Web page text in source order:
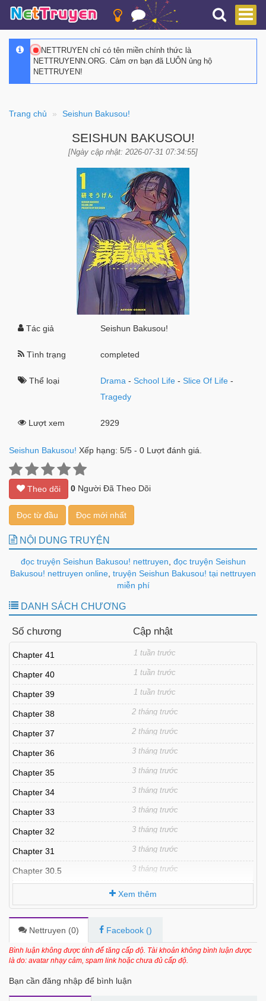
NETTRUYEN chỉ có tên miền chính thức là
NETTRUYENN.ORG. Cảm ơn bạn đã LUÔN ủng hộ
NETTRUYEN!
Trang chủ Seishun Bakusou!
SEISHUN BAKUSOU!
[Ngày cập nhật: 2026-07-31 07:34:55]
Tác giả Seishun Bakusou!
Tình trạng completed
Thể loại Drama -School Life -Slice Of Life -
Tragedy
Lượt xem 2929
Seishun Bakusou! Xếp hạng: 5/5 - 0 Lượt đánh giá.
Theo dõi 0 Người Đã Theo Dõi
Đọc từ đầu Đọc mới nhất
NỘI DUNG TRUYỆN
đọc truyện Seishun Bakusou! nettruyen đọc truyện Seishun
Bakusou! nettruyen online truyện Seishun Bakusou! tại nettruyen
miễn phí
DANH SÁCH CHƯƠNG
Số chương Cập nhật
Chapter 41 1 tuần trước
Chapter 40 1 tuần trước
Chapter 39 1 tuần trước
Chapter 38 2 tháng trước
Chapter 37 2 tháng trước
Chapter 36 3 tháng trước
Chapter 35 3 tháng trước
Chapter 34 3 tháng trước
Chapter 33 3 tháng trước
Chapter 32 3 tháng trước
Chapter 31 3 tháng trước
Chapter 30.5 3 tháng trước
Chapter 29 5 tháng trước
Chapter 28 5 tháng trước
Chapter 27 6 tháng trước
6 tháng trước
Xem thêm
Nettruyen (0) Facebook ()
Bình luận không được tính để tăng cấp độ. Tài khoản không bình luận được
là do: avatar nhạy cảm, spam link hoặc chưa đủ cấp độ.
Bạn cần đăng nhập để bình luận